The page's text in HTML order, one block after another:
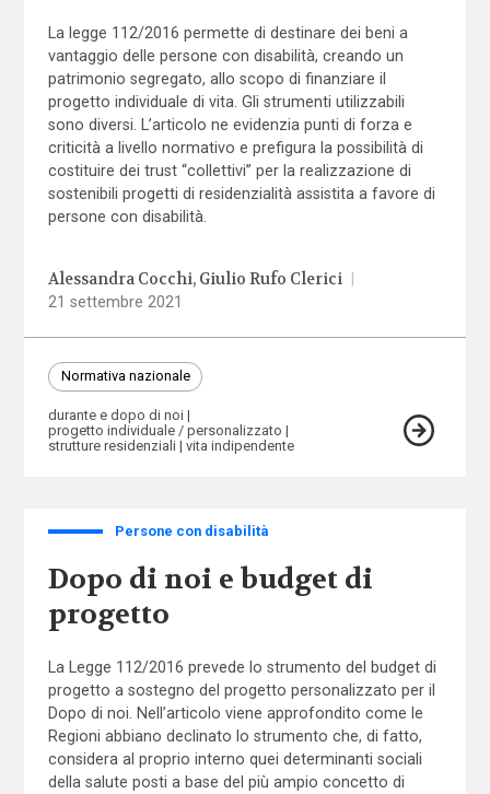
La legge 112/2016 permette di destinare dei beni a
vantaggio delle persone con disabilità, creando un
patrimonio segregato, allo scopo di finanziare il
progetto individuale di vita. Gli strumenti utilizzabili
sono diversi. L’articolo ne evidenzia punti di forza e
criticità a livello normativo e prefigura la possibilità di
costituire dei trust “collettivi” per la realizzazione di
sostenibili progetti di residenzialità assistita a favore di
persone con disabilità.
Alessandra Cocchi Giulio Rufo Clerici
21 settembre 2021
Normativa nazionale
durante e dopo di noi
progetto individuale / personalizzato
strutture residenziali
vita indipendente
Persone con disabilità
Dopo di noi e budget di
progetto
La Legge 112/2016 prevede lo strumento del budget di
progetto a sostegno del progetto personalizzato per il
Dopo di noi. Nell’articolo viene approfondito come le
Regioni abbiano declinato lo strumento che, di fatto,
considera al proprio interno quei determinanti sociali
della salute posti a base del più ampio concetto di